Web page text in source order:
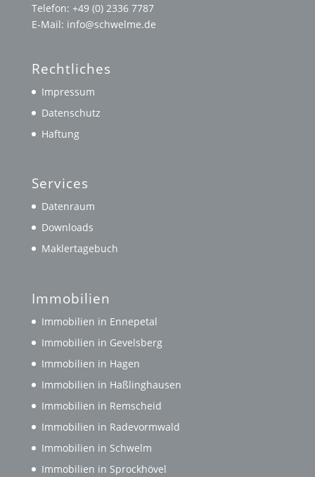
Telefon: +49 (0) 2336 7787
E-Mail: info@schwelme.de
Rechtliches
Impressum
Datenschutz
Haftung
Services
Datenraum
Downloads
Maklertagebuch
Immobilien
Immobilien in Ennepetal
Immobilien in Gevelsberg
Immobilien in Hagen
Immobilien in Haßlinghausen
Immobilien in Remscheid
Immobilien in Radevormwald
Immobilien in Schwelm
Immobilien in Sprockhövel